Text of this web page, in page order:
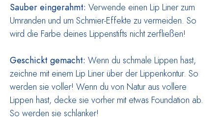
Sauber eingerahmt: Verwende einen Lip Liner zum
Umranden und um Schmier-Effekte zu vermeiden. So
wird die Farbe deines Lippenstifts nicht zerfließen!
Geschickt gemacht: Wenn du schmale Lippen hast,
zeichne mit einem Lip Liner über der Lippenkontur. So
werden sie voller! Wenn du von Natur aus vollere
Lippen hast, decke sie vorher mit etwas Foundation ab.
So werden sie schlanker!